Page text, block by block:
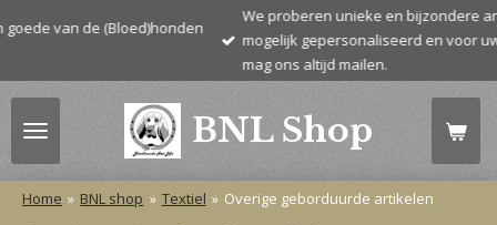
Ga
de
hoofdinhoud
BNL Shop
(Bloed)honden
We proberen unieke en bijzondere artikelen aan
mogelijk gepersonaliseerd en voor uw eigen
mag ons altijd mailen.
Home » BNL shop » Textiel » Overige geborduurde artikelen